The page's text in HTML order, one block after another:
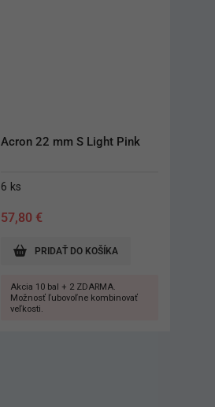
Acron 22 mm S Light Pink
6 ks
57,80 €
Akcia 10 bal + 2 ZDARMA.
Možnosť ľubovoľne kombinovať
veľkosti.
PRIDAŤ DO KOŠÍKA